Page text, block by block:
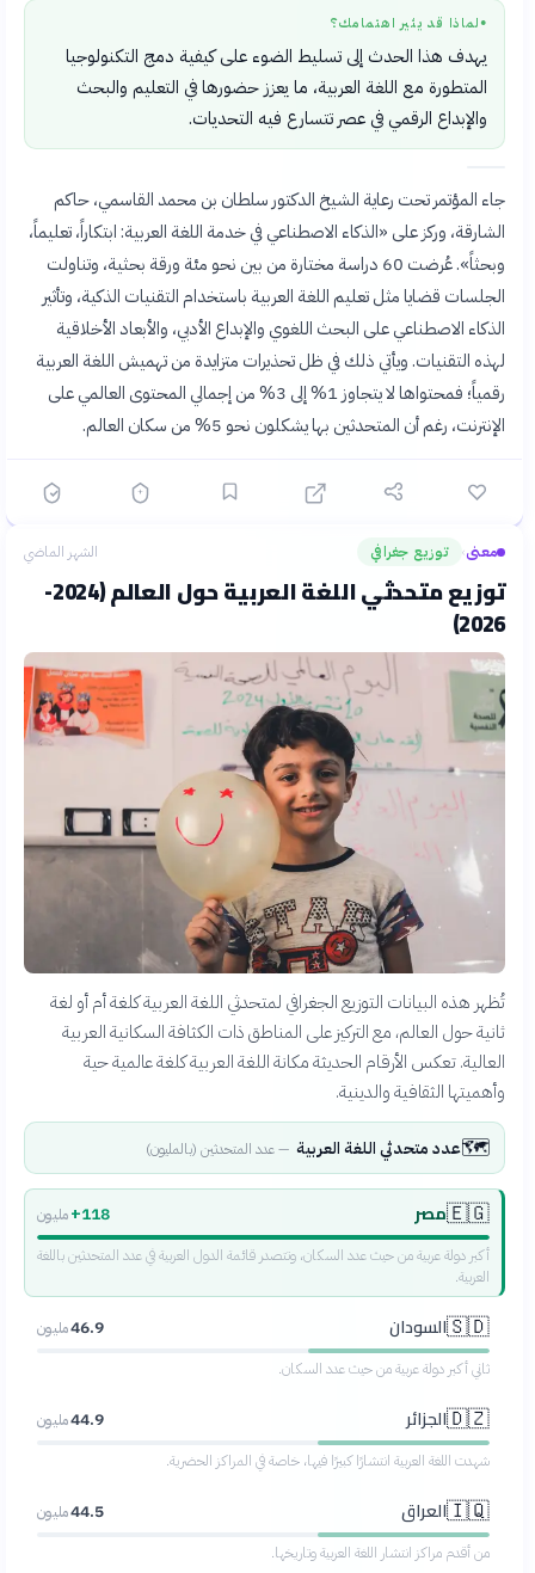
● لماذا قد يثير اهتمامك؟
يهدف هذا الحدث إلى تسليط الضوء على كيفية دمج التكنولوجيا
المتطورة مع اللغة العربية، ما يعزز حضورها في التعليم والبحث
والإبداع الرقمي في عصر تتسارع فيه التحديات.
جاء المؤتمر تحت رعاية الشيخ الدكتور سلطان بن محمد القاسمي، حاكم
الشارقة، وركز على «الذكاء الاصطناعي في خدمة اللغة العربية: ابتكاراً، تعليماً،
وبحثاً». عُرضت 60 دراسة مختارة من بين نحو مئة ورقة بحثية، وتناولت
الجلسات قضايا مثل تعليم اللغة العربية باستخدام التقنيات الذكية، وتأثير
الذكاء الاصطناعي على البحث اللغوي والإبداع الأدبي، والأبعاد الأخلاقية
لهذه التقنيات. ويأتي ذلك في ظل تحذيرات متزايدة من تهميش اللغة العربية
رقمياً؛ فمحتواها لا يتجاوز 1% إلى 3% من إجمالي المحتوى العالمي على
الإنترنت، رغم أن المتحدثين بها يشكلون نحو 5% من سكان العالم.
معنى› توزيع جغرافي الشهر الماضي
توزيع متحدثي اللغة العربية حول العالم (2024-
2026)
تُظهر هذه البيانات التوزيع الجغرافي لمتحدثي اللغة العربية كلغة أم أو لغة
ثانية حول العالم، مع التركيز على المناطق ذات الكثافة السكانية العربية
العالية. تعكس الأرقام الحديثة مكانة اللغة العربية كلغة عالمية حية
وأهميتها الثقافية والدينية.
🗺️عدد متحدثي اللغة العربية —عدد المتحدثين (بالمليون)
🇪🇬مصر 118+
مليون
أكبر دولة عربية من حيث عدد السكان، وتتصدر قائمة الدول العربية في عدد المتحدثين باللغة
العربية.
🇸🇩السودان 46.9مليون
ثاني أكبر دولة عربية من حيث عدد السكان.
🇩🇿الجزائر 44.9مليون
شهدت اللغة العربية انتشارًا كبيرًا فيها، خاصة في المراكز الحضرية.
🇮🇶العراق 44.5مليون
من أقدم مراكز انتشار اللغة العربية وتاريخها.